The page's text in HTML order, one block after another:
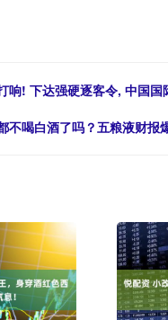
响! 下达强硬逐客令, 中国
不喝白酒了吗？五粮液财报